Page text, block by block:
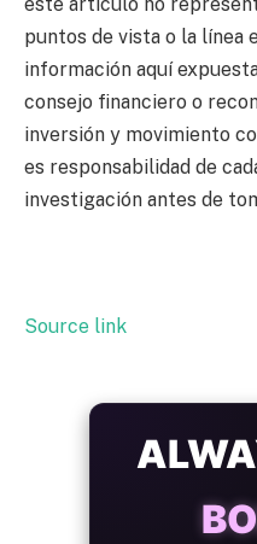
puntos de vista o la línea
información aquí
consejo financiero o
inversión y movimiento
es responsabilidad de
investigación antes de
Source link